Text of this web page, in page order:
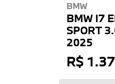
BMW
BMW I7
SPORT
2025
R$